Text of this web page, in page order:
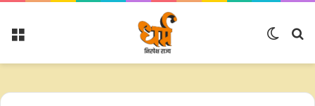
Menu
Switch